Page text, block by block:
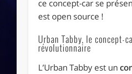
ce concept-car se
est open source !
Urban Tabby, le concept-
révolutionnaire
L’Urban Tabby est un